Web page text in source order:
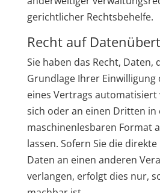
gerichtlicher Rechtsbehelfe.
Recht auf
Sie haben das Recht, Daten,
Grundlage Ihrer
eines Vertrags
sich oder an einen Dritten in
maschinenlesbaren Format
lassen. Sofern Sie die
Daten an einen anderen
verlangen, erfolgt dies nur,